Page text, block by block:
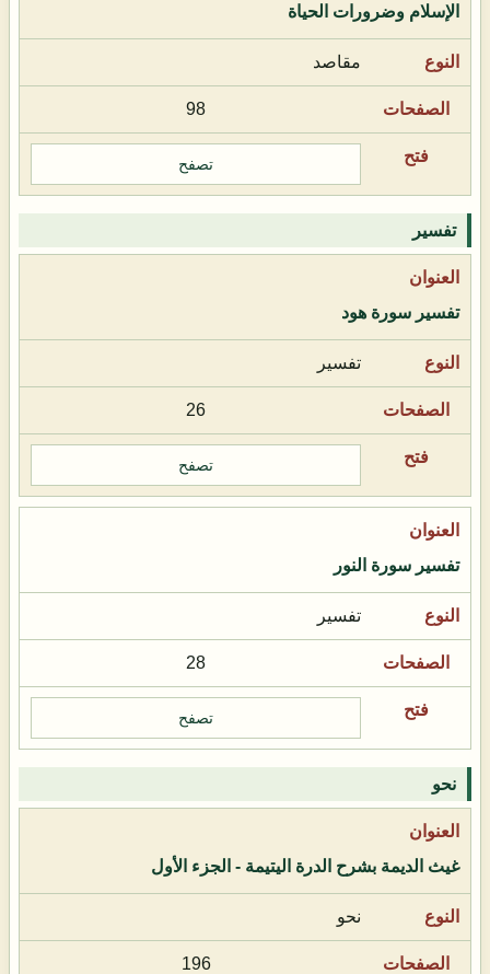
الإسلام وضرورات الحياة
مقاصد
98
تصفح
تفسير
تفسير سورة هود
تفسير
26
تصفح
تفسير سورة النور
تفسير
28
تصفح
نحو
غيث الديمة بشرح الدرة اليتيمة - الجزء الأول
نحو
196